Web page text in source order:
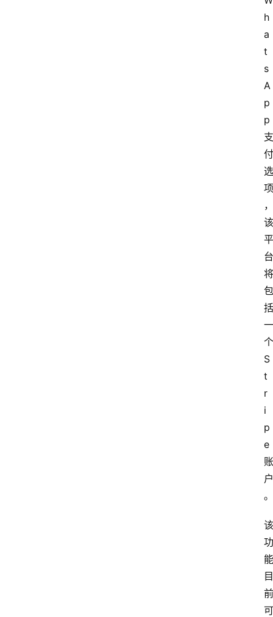
h
a
t
s
A
p
p
支
付
选
项
，
该
平
台
将
包
括
一
个
S
t
r
i
p
e
账
户
。
该
功
能
目
前
可